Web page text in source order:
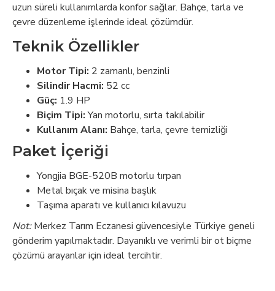
uzun süreli kullanımlarda konfor sağlar. Bahçe, tarla ve
çevre düzenleme işlerinde ideal çözümdür.
Teknik Özellikler
Motor Tipi: 2 zamanlı, benzinli
Silindir Hacmi: 52 cc
Güç: 1.9 HP
Biçim Tipi:Yan motorlu, sırta takılabilir
Kullanım Alanı: Bahçe, tarla, çevre temizliği
Paket İçeriği
Yongjia BGE-520B motorlu tırpan
Metal bıçak ve misina başlık
Taşıma aparatı ve kullanıcı kılavuzu
Not:Merkez Tarım Eczanesi güvencesiyle Türkiye geneli
gönderim yapılmaktadır. Dayanıklı ve verimli bir ot biçme
çözümü arayanlar için ideal tercihtir.